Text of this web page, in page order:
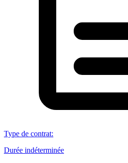
Type de contrat:
Durée indéterminée